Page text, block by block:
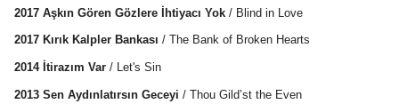
2017 Aşkın Gören Gözlere İhtiyacı Yok / Blind in Love
2017 Kırık Kalpler Bankası / The Bank of Broken Hearts
2014 İtirazım Var / Let's Sin
2013 Sen Aydınlatırsın Geceyi / Thou Gild’st the Even